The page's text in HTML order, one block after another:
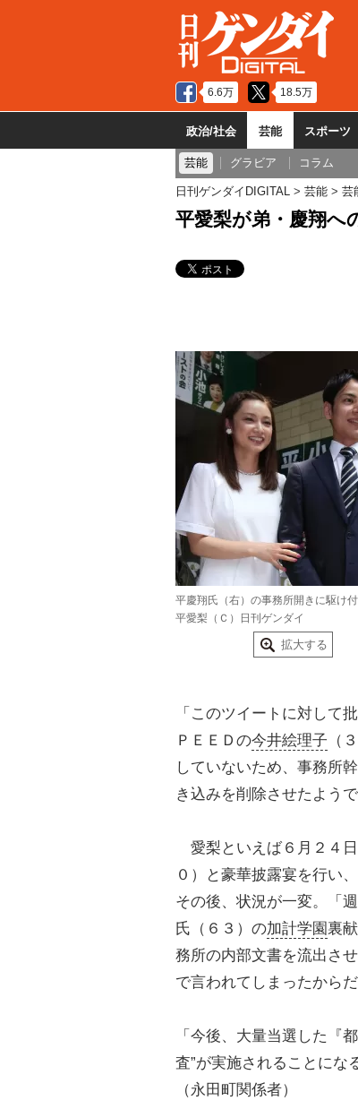
6.6万 18.5万
政治/社会 芸能 スポーツ
芸能 グラビア コラム
日刊ゲンダイDIGITAL 芸能 芸
平愛梨が弟・慶翔へ
平慶翔氏（右）の事務所開きに駆け
平愛梨（Ｃ）日刊ゲンダイ
拡大する
「このツイートに対して
ＰＥＥＤの今井絵理子 （
していないため、事務所
き込みを削除させたよう
愛梨といえば６月２４
０）と豪華披露宴を行い
その後、状況が一変。「
氏（６３）の加計学園裏
務所の内部文書を流出さ
で言われてしまったからだ
「今後、大量当選した『
査”が実施されることにな
（永田町関係者）